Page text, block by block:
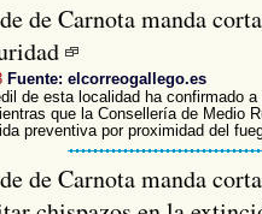
de Carnota manda
Fuente: elcorreogallego.es
de esta localidad ha confirmado
que la Consellería de Medio
preventiva por proximidad del
de Carnota manda